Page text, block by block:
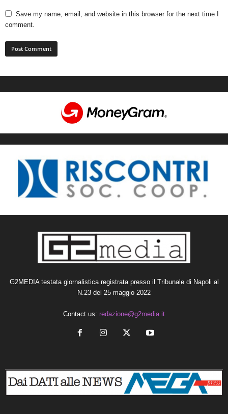
Save my name, email, and website in this browser for the next time I
comment.
G2MEDIA testata giornalistica registrata presso il Tribunale di Napoli al
N.23 del 25 maggio 2022
Contact us: redazione@g2media.it